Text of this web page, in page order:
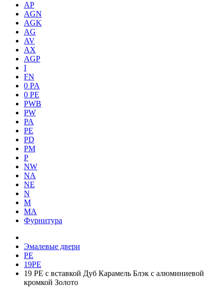
AP
AGN
AGK
AG
AV
AX
AGP
I
FN
0 PA
0 PE
PWB
PW
PA
PE
PD
PM
P
NW
NA
NE
N
M
MA
Фурнитура
Эмалевые двери
PE
19PE
19 PE с вставкой Дуб Карамель Блэк с алюминиевой
кромкой Золото